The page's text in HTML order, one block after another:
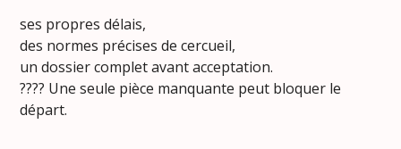
ses propres délais,
des normes précises de cercueil,
un dossier complet avant acceptation.
???? Une seule pièce manquante peut bloquer le
départ.